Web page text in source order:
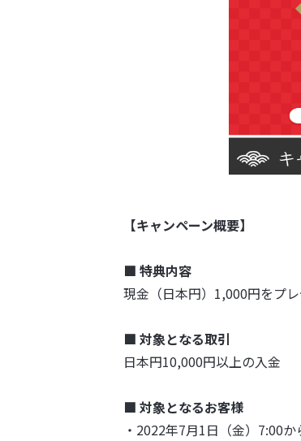
【キャンペーン概要】
■ 特典内容
現金（日本円）1,000円をプ
■ 対象となる取引
日本円10,000円以上の入金
■ 対象となるお客様
・2022年7月1日（金）7:00